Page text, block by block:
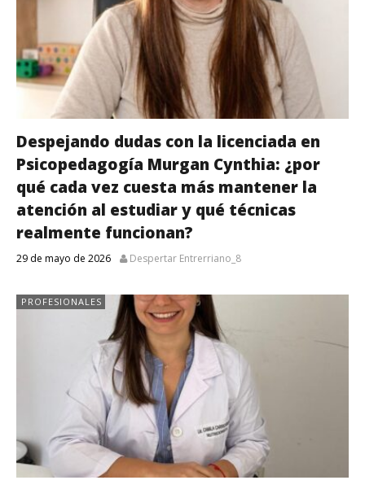
Despejando dudas con la licenciada en
Psicopedagogía Murgan Cynthia: ¿por
qué cada vez cuesta más mantener la
atención al estudiar y qué técnicas
realmente funcionan?
29 de mayo de 2026 Despertar Entrerriano_8
PROFESIONALES